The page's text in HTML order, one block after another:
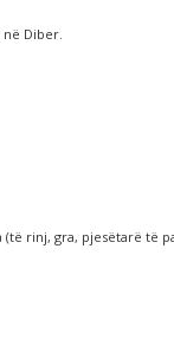
Diber.
gra, pjesëtarë të